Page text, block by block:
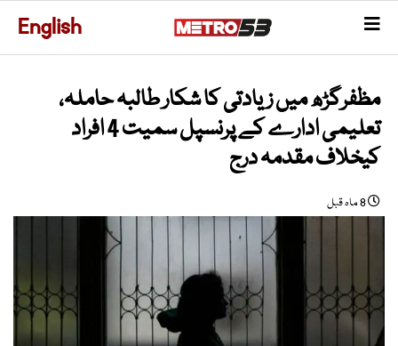
English
مظفرگڑھ میں زیادتی کا شکار طالبہ حاملہ،
تعلیمی ادارے کے پرنسپل سمیت 4 افراد
کیخلاف مقدمہ درج
8 ماہ قبل